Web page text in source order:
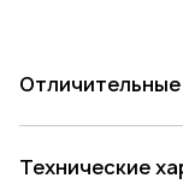
Для
Технические